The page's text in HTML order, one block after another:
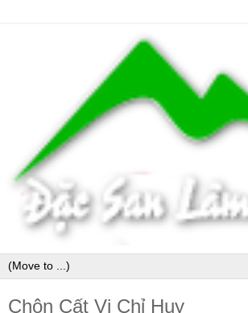
Chôn Cất Vị Chỉ Huy